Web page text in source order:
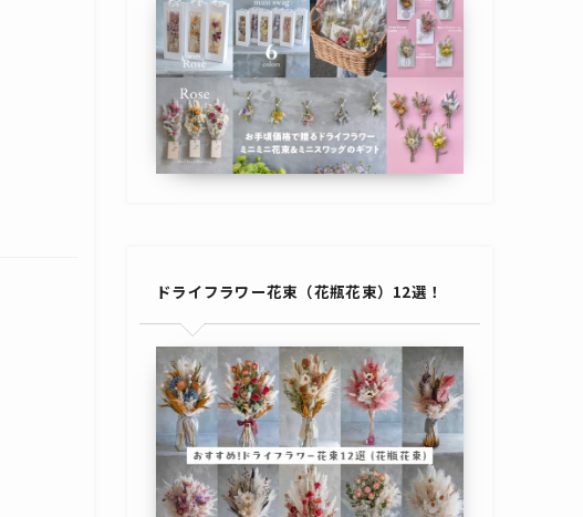
ドライフラワー花束（花瓶花束）12選！